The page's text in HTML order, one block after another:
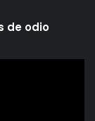
de odio